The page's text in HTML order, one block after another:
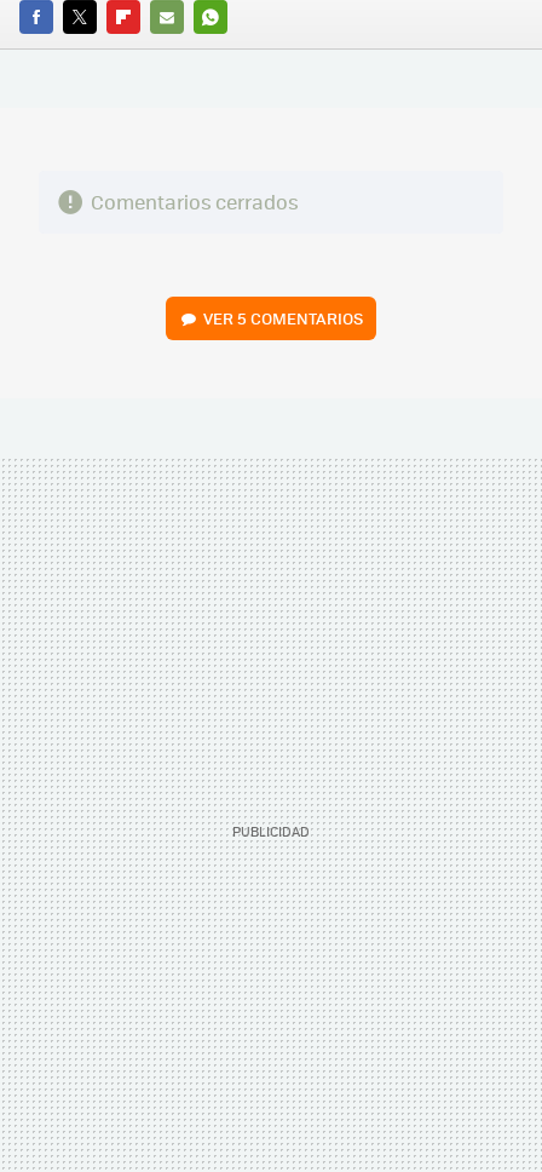
FACEBOOK
TWITTERFLIPBOARD
E-
WHATSAPP
Comentarios cerrados
VER 5 COMENTARIOS